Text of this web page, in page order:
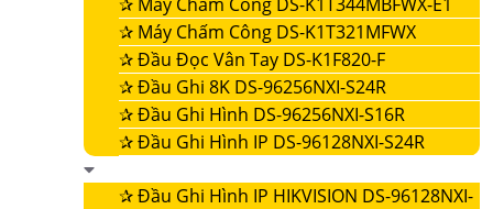
✰ Máy Chấm Công DS-K1T321MFWX
✰Đầu Đọc Vân Tay DS-K1F820-F
✰Đầu Ghi 8K DS-96256NXI-S24R
✰Đầu Ghi Hình DS-96256NXI-S16R
✰Đầu Ghi Hình IP DS-96128NXI-S24R
✰Đầu Ghi Hình IP HIKVISION DS-96128NXI-